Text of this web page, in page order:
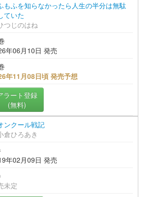
もふを知らなかったら人生の半分は無駄
ていた
つじのはね
年06月10日 発売
年11月08日頃 発売予想
ラート登録
(無料)
ンクール戦記
倉ひろあき
年02月09日 発売
未定